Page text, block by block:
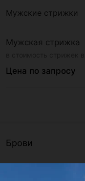
Мужские стрижки
Мужская стрижка
Цена по запросу
Брови